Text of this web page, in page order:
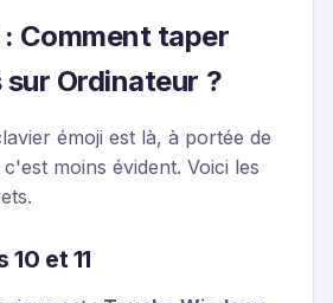
Comment taper
sur Ordinateur ?
émoji est là, à portée de
moins évident. Voici les
et 11